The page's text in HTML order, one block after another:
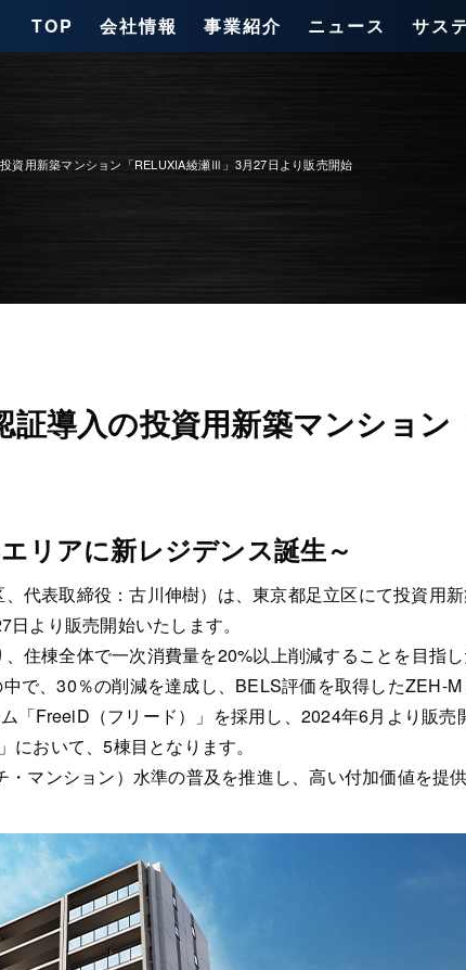
TOP 会社情報 事業紹介 ニュース サス
資用新築マンション「RELUXIA綾瀬Ⅲ」3月27日より販売開始
導入の投資用新築マンション
リアに新レジデンス誕生～
代表取締役：古川伸樹）は、東京都足立区にて投資用
より販売開始いたします。
住棟全体で一次消費量を20%以上削減することを目指
で、30％の削減を達成し、BELS評価を取得したZEH-
「FreeiD（フリード）」を採用し、2024年6月より販売
おいて、5棟目となります。
マンション）水準の普及を推進し、高い付加価値を提